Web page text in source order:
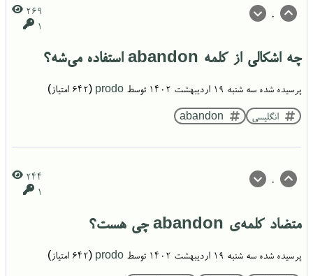
0
269
1
چه اشکالی از کلمه abandon استفاده می‌شه؟
پرسیده شده سه شنبه ۱۹ اردیبهشت ۱۴۰۲ توسط prodo
(
642 امتیاز)
انگلیسی abandon
0
244
1
متضاد کلمه‌ی abandon چی هست؟
پرسیده شده سه شنبه ۱۹ اردیبهشت ۱۴۰۲ توسط prodo
(
642 امتیاز)